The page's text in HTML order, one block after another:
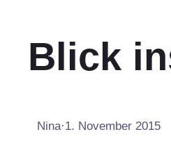
Blick
Nina·1. November 2015